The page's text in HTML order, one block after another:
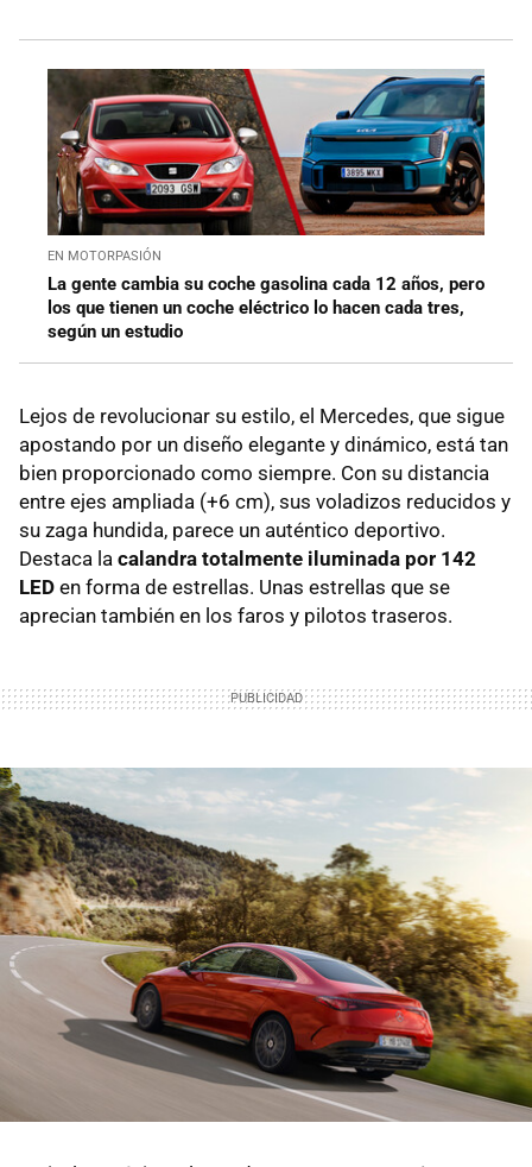
EN MOTORPASIÓN
La gente cambia su coche gasolina cada 12 años, pero
los que tienen un coche eléctrico lo hacen cada tres,
según un estudio
Lejos de revolucionar su estilo, el Mercedes, que sigue
apostando por un diseño elegante y dinámico, está tan
bien proporcionado como siempre. Con su distancia
entre ejes ampliada (+6 cm), sus voladizos reducidos y
su zaga hundida, parece un auténtico deportivo.
Destaca la calandra totalmente iluminada por 142
LED en forma de estrellas. Unas estrellas que se
aprecian también en los faros y pilotos traseros.